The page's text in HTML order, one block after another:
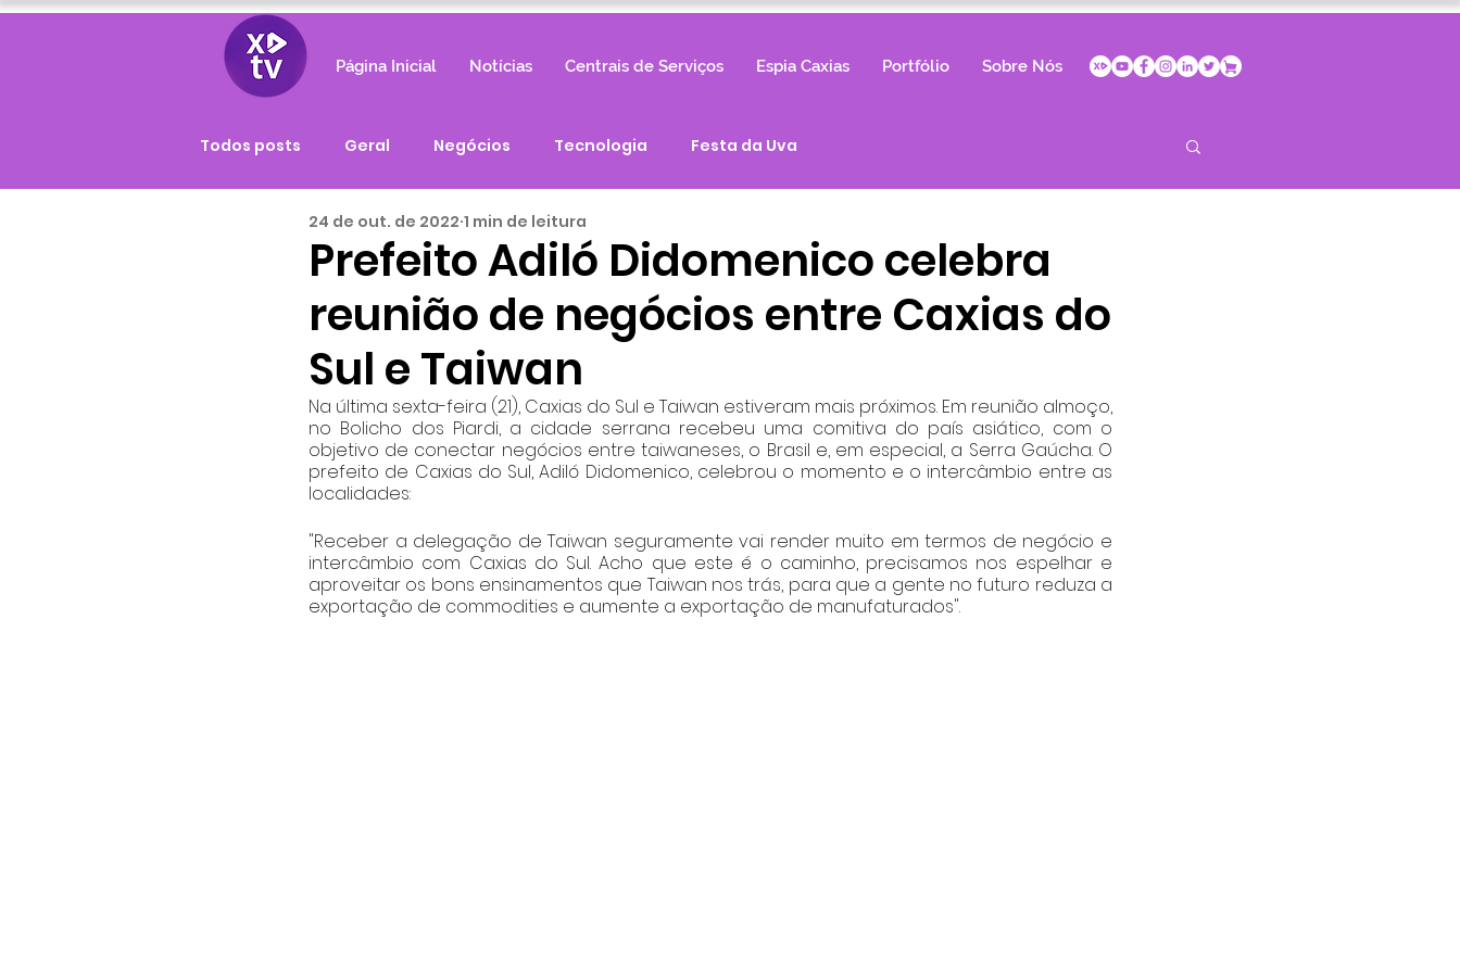
Página Inicial Notícias Centrais de Serviços Espia Caxias Portfólio Sobre Nós
Todos posts Geral Negócios Tecnologia Festa da Uva
Prefeito Adiló Didomenico celebra
reunião de negócios entre Caxias do
Sul e Taiwan
24 de out. de 2022 1 min de leitura
Na última sexta-feira (21), Caxias do Sul e Taiwan estiveram mais próximos. Em reunião almoço,
no Bolicho dos Piardi, a cidade serrana recebeu uma comitiva do país asiático, com o
objetivo de conectar negócios entre taiwaneses, o Brasil e, em especial, a Serra Gaúcha. O
prefeito de Caxias do Sul, Adiló Didomenico, celebrou o momento e o intercâmbio entre as
localidades:
"Receber a delegação de Taiwan seguramente vai render muito em termos de negócio e
intercâmbio com Caxias do Sul. Acho que este é o caminho, precisamos nos espelhar e
aproveitar os bons ensinamentos que Taiwan nos trás, para que a gente no futuro reduza a
exportação de commodities e aumente a exportação de manufaturados".